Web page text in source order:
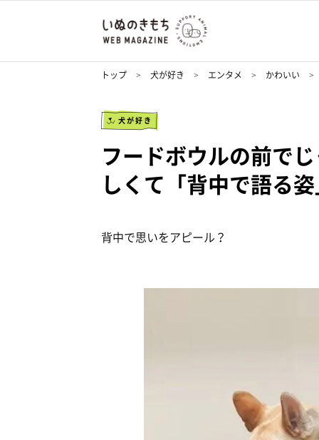
トップ 犬が好き エンタメ かわいい
犬が好き
フードボウルの前で
しくて「背中で語る
背中で思いをアピール？